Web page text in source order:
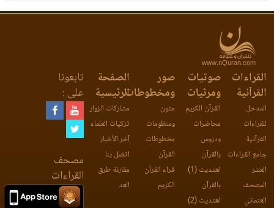
www.nQuran.com
القراءات
القرآنية
المدخل
للقراءات
القرآنية
جامع القراءات
العشر
المصحف
العثماني
صوتيات
ومرئيات
القرآن الكريم
محاضرات
ودروس
بالقرآن
اهتديت (1)
بالقرآن
اهتديت (2)
صور
ومخطوطات
متون
ومنظومات
مخطوطات
القرآن
قراء القرآن
الكريم
الصفحة
الرئيسية
مشاركات الزوار
تزكيات العلماء
آخر الأخبار
اتصل بنا
مقارنة طرق
العد
تابعونا
على :
مصحف
القراءات